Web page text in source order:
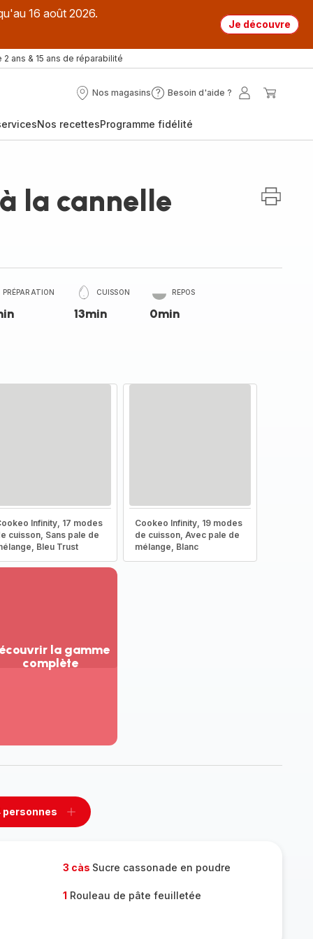
16 août 2026.
Je découvre
2 ans & 15 ans de réparabilité
Nos magasins
Nos
Besoin d'aide ?
Besoin
?
Mon
Nos recettesProgramme fidélité
la cannelle
PRÉPARATION CUISSON
13min
REPOS
0min
Infinity, 17 modes
cuisson, Sans pale de
Bleu Trust
Cookeo Infinity, 19 modes
de cuisson, Avec pale de
mélange, Blanc
la gamme
complète
personnes
Ajouter
3 càs Sucre cassonade en poudre
1 Rouleau de pâte feuilletée